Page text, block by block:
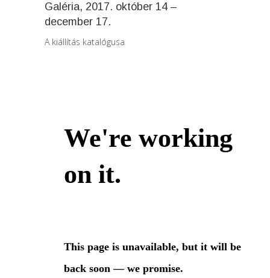
Galéria, 2017. október 14 –
december 17.
A kiállítás katalógusa